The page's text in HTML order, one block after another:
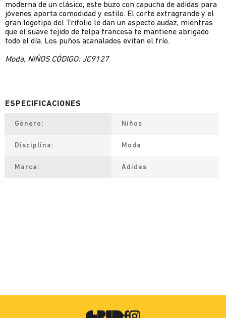
moderna de un clásico, este buzo con capucha de adidas para
jóvenes aporta comodidad y estilo. El corte extragrande y el
gran logotipo del Trifolio le dan un aspecto audaz, mientras
que el suave tejido de felpa francesa te mantiene abrigado
todo el día. Los puños acanalados evitan el frío.
Moda, NIÑOS CÓDIGO: JC9127
Género Niños
Disciplina Moda
Marca Adidas